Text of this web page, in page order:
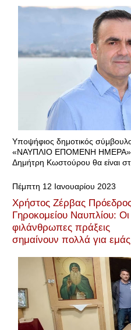
Υποψήφιος δημοτικός
«ΝΑΥΠΛΙΟ ΕΠΟΜΕΝΗ ΗΜΕΡΑ»
Δημήτρη Κωστούρου θα είναι
Πέμπτη 12 Ιανουαρίου 2023
Χρήστος Ζέρβας
Γηροκομείου Ναυπλίου: Οι
φιλάνθρωπες πράξεις
σημαίνουν πολλά για εμάς